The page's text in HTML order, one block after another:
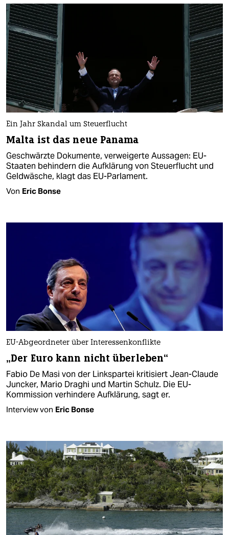
Ein Jahr Skandal um Steuerflucht
Malta ist das neue Panama
Geschwärzte Dokumente, verweigerte Aussagen: EU-
Staaten behindern die Aufklärung von Steuerflucht und
Geldwäsche, klagt das EU-Parlament.
Von Eric Bonse
EU-Abgeordneter über Interessenkonflikte
„Der Euro kann nicht überleben“
Fabio De Masi von der Linkspartei kritisiert Jean-Claude
Juncker, Mario Draghi und Martin Schulz. Die EU-
Kommission verhindere Aufklärung, sagt er.
Interview von Eric Bonse